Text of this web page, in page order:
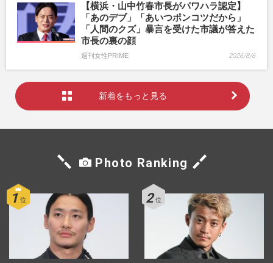
【横浜・山中竹春市長がパワハラ認定】
「あのデブ」「あいつポンコツだから」
「人間のクズ」暴言を受けた市議が答えた
市長の裏の顔
週刊女性PRIME 2026/8/6
新着をもっと見る
Photo Ranking